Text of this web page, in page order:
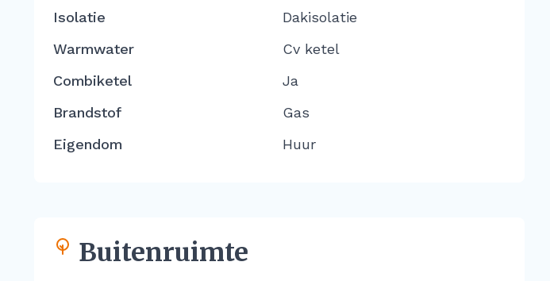
Isolatie
Dakisolatie
Warmwater
Cv ketel
Combiketel
Ja
Brandstof
Gas
Eigendom
Huur
Buitenruimte